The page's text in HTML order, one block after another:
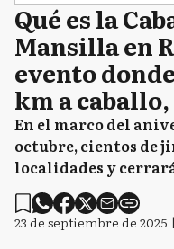
Qué es la
Mansilla en
evento
km a
En el marco del
octubre, cientos de
localidades y
23 de septiembre de 2025